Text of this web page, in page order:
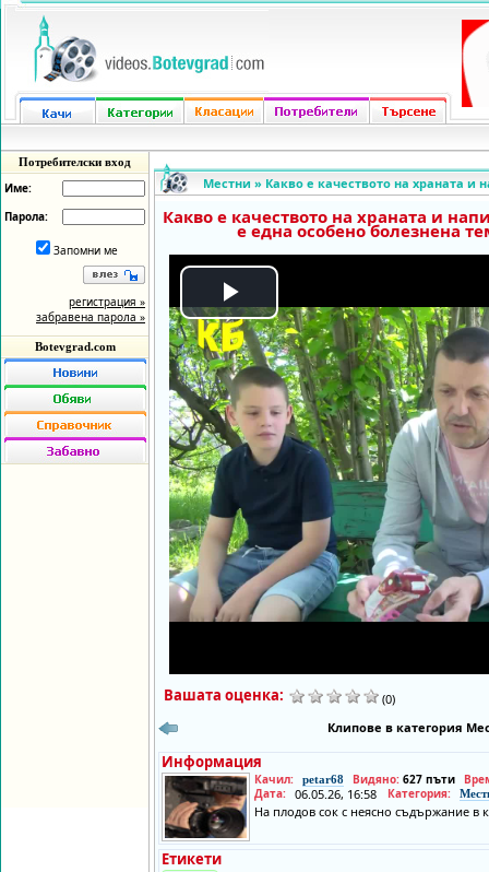
Потребителски вход
Име:
Парола:
Запомни ме
регистрация »
забравена парола »
Botevgrad.com
Местни » Какво е качеството на храната и
Какво е качеството на храната и
е една особено болезнена
Play
Video
Вашата оценка:
(0)
Клипове в категория
Информация
Качил: petar68 Видяно: 627 пъти
Дата: 06.05.26, 16:58 Категория:
На плодов сок с неясно съдържание в
Етикети